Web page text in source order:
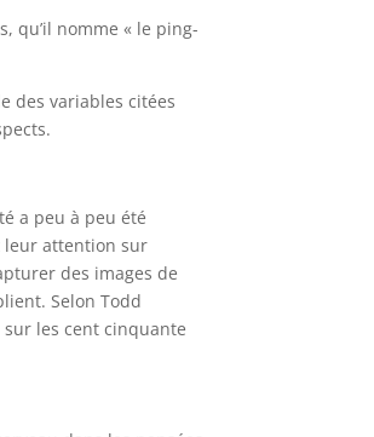
qu’il nomme « le ping-
des variables citées
a peu à peu été
leur attention sur
des images de
Selon Todd
les cent cinquante